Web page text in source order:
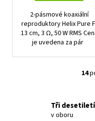
2-pásmové koaxiální
reproduktory Helix Pure
13 cm, 3 Ω, 50 W RMS
je uvedena za pár
14
Tři
v oboru